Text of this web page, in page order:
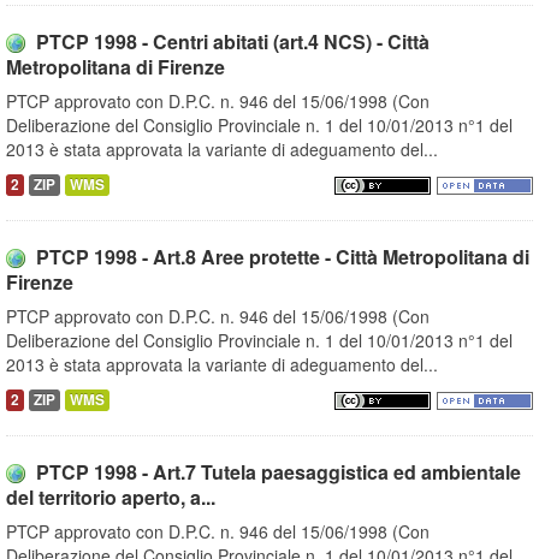
PTCP 1998 - Centri abitati (art.4 NCS) - Città
Metropolitana di Firenze
PTCP approvato con D.P.C. n. 946 del 15/06/1998 (Con
Deliberazione del Consiglio Provinciale n. 1 del 10/01/2013 n°1 del
2013 è stata approvata la variante di adeguamento del...
2 ZIP WMS
PTCP 1998 - Art.8 Aree protette - Città Metropolitana di
Firenze
PTCP approvato con D.P.C. n. 946 del 15/06/1998 (Con
Deliberazione del Consiglio Provinciale n. 1 del 10/01/2013 n°1 del
2013 è stata approvata la variante di adeguamento del...
2 ZIP WMS
PTCP 1998 - Art.7 Tutela paesaggistica ed ambientale
del territorio aperto, a...
PTCP approvato con D.P.C. n. 946 del 15/06/1998 (Con